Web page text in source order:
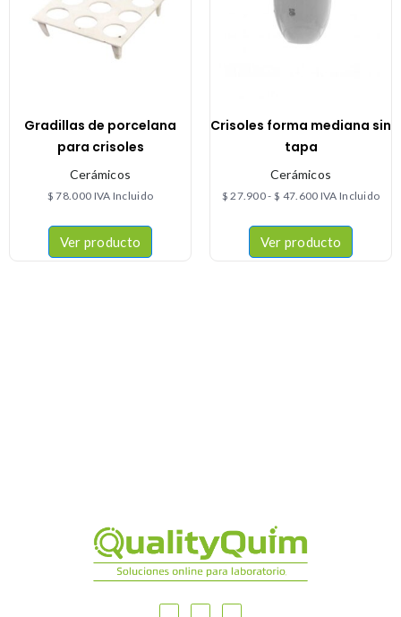
Gradillas de porcelana
para crisoles
Cerámicos
$ 78.000 IVA Incluido
Ver producto
Crisoles forma mediana sin
tapa
Cerámicos
$ 27.900- $ 47.600 IVA Incluido
Ver producto